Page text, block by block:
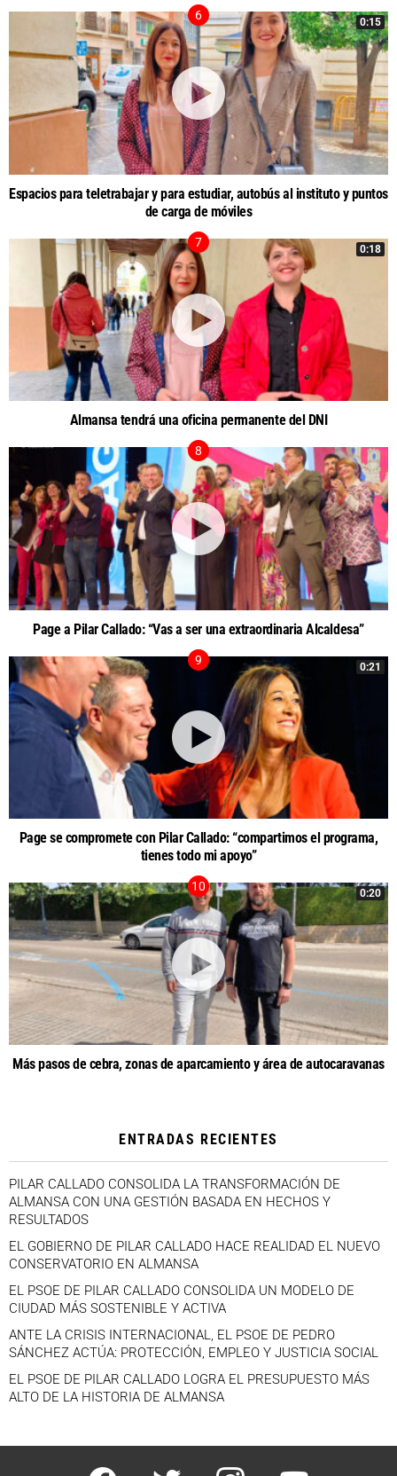
0:15
Espacios para teletrabajar y para estudiar, autobús al instituto y puntos
de carga de móviles
0:18
Almansa tendrá una oficina permanente del DNI
Page a Pilar Callado: “Vas a ser una extraordinaria Alcaldesa”
0:21
Page se compromete con Pilar Callado: “compartimos el programa,
tienes todo mi apoyo”
0:20
Más pasos de cebra, zonas de aparcamiento y área de autocaravanas
ENTRADAS RECIENTES
PILAR CALLADO CONSOLIDA LA TRANSFORMACIÓN DE
ALMANSA CON UNA GESTIÓN BASADA EN HECHOS Y
RESULTADOS
EL GOBIERNO DE PILAR CALLADO HACE REALIDAD EL NUEVO
CONSERVATORIO EN ALMANSA
EL PSOE DE PILAR CALLADO CONSOLIDA UN MODELO DE
CIUDAD MÁS SOSTENIBLE Y ACTIVA
ANTE LA CRISIS INTERNACIONAL, EL PSOE DE PEDRO
SÁNCHEZ ACTÚA: PROTECCIÓN, EMPLEO Y JUSTICIA SOCIAL
EL PSOE DE PILAR CALLADO LOGRA EL PRESUPUESTO MÁS
ALTO DE LA HISTORIA DE ALMANSA
facebook twitter instagram youtube